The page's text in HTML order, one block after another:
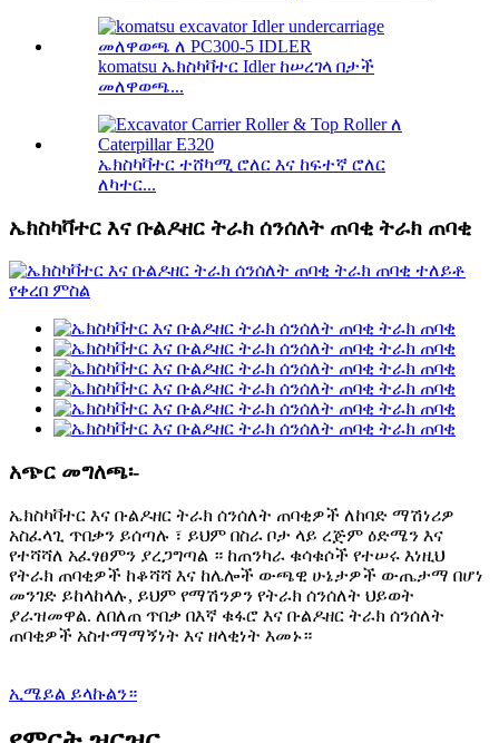
komatsu ኤክስካቫተር Idler ከሠረገላ በታች
መለዋወጫ...
ኤክስካቫተር ተሸካሚ ሮለር እና ከፍተኛ ሮለር
ለካተር...
ኤክስካቫተር እና ቡልዶዘር ትራክ ሰንሰለት ጠባቂ ትራክ ጠባቂ
አጭር መግለጫ፡-
ኤክስካቫተር እና ቡልዶዘር ትራክ ሰንሰለት ጠባቂዎች ለከባድ ማሽነሪዎ
አስፈላጊ ጥበቃን ይሰጣሉ ፣ ይህም በስራ ቦታ ላይ ረጅም ዕድሜን እና
የተሻሻለ አፈፃፀምን ያረጋግጣል ። ከጠንካራ ቁሳቁሶች የተሠሩ እነዚህ
የትራክ ጠባቂዎች ከቆሻሻ እና ከሌሎች ውጫዊ ሁኔታዎች ውጤታማ በሆነ
መንገድ ይከላከላሉ, ይህም የማሽንዎን የትራክ ሰንሰለት ህይወት
ያራዝመዋል. ለበለጠ ጥበቃ በእኛ ቁፋሮ እና ቡልዶዘር ትራክ ሰንሰለት
ጠባቂዎች አስተማማኝነት እና ዘላቂነት እመኑ።
ኢሜይል ይላኩልን።